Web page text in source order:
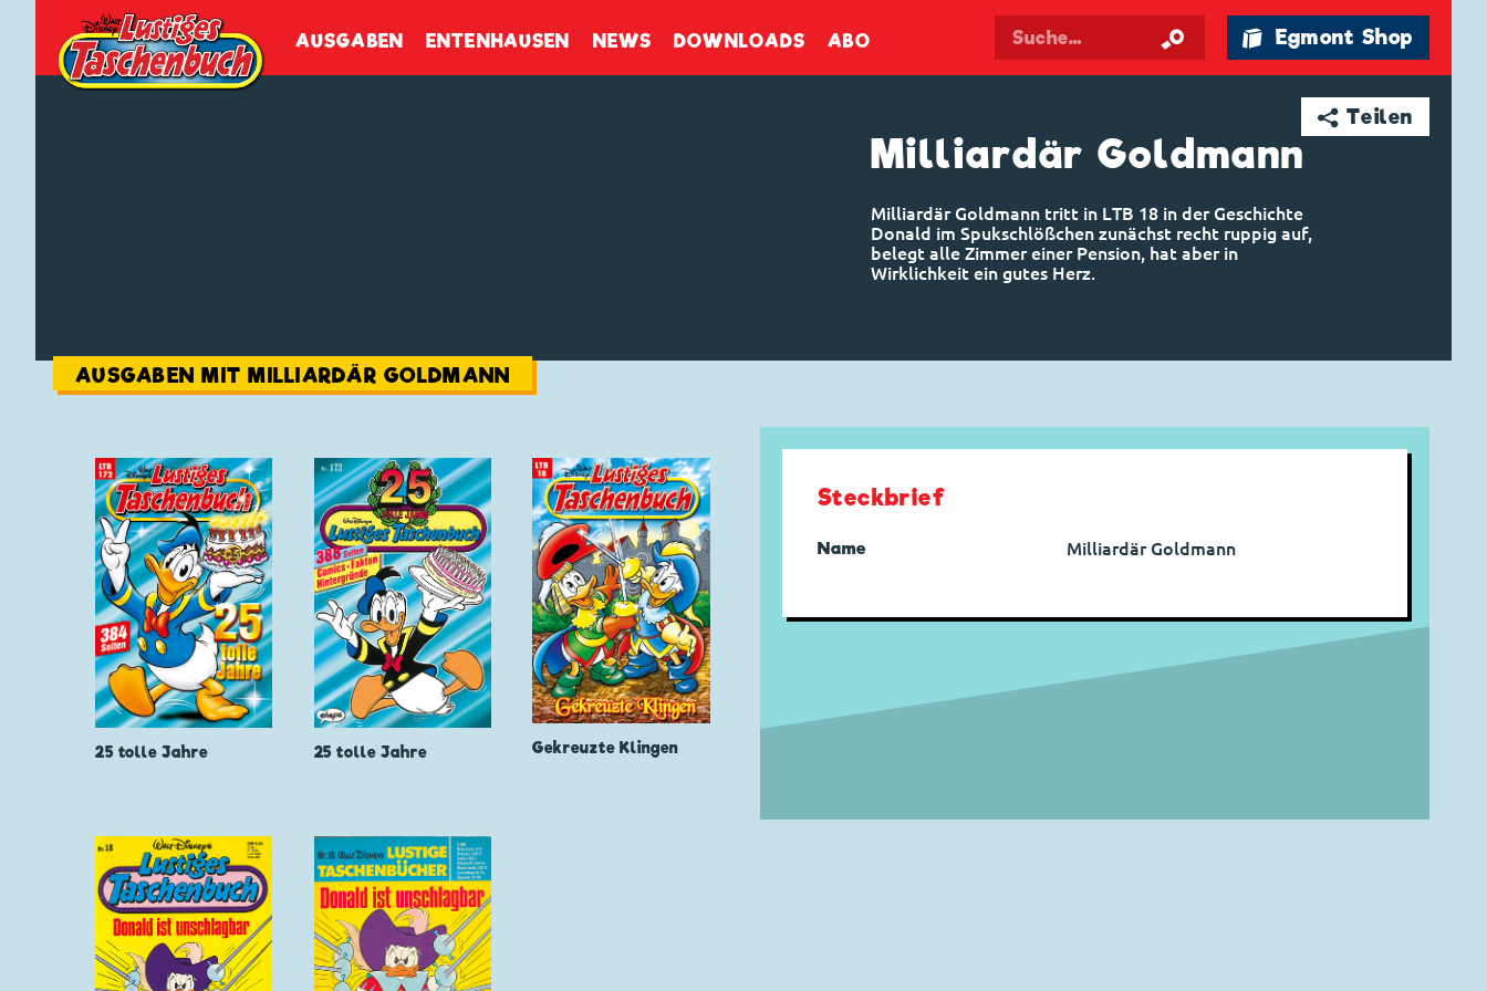
AUSGABEN ENTENHAUSEN NEWS DOWNLOADS ABO 🛍 Egmont Shop
➦ Teilen
Milliardär Goldmann
Milliardär Goldmann tritt in LTB 18 in der Geschichte
Donald im Spukschlößchen zunächst recht ruppig auf,
belegt alle Zimmer einer Pension, hat aber in
Wirklichkeit ein gutes Herz.
AUSGABEN MIT MILLIARDÄR GOLDMANN
25 tolle Jahre 25 tolle Jahre Gekreuzte Klingen
Steckbrief
Name Milliardär Goldmann